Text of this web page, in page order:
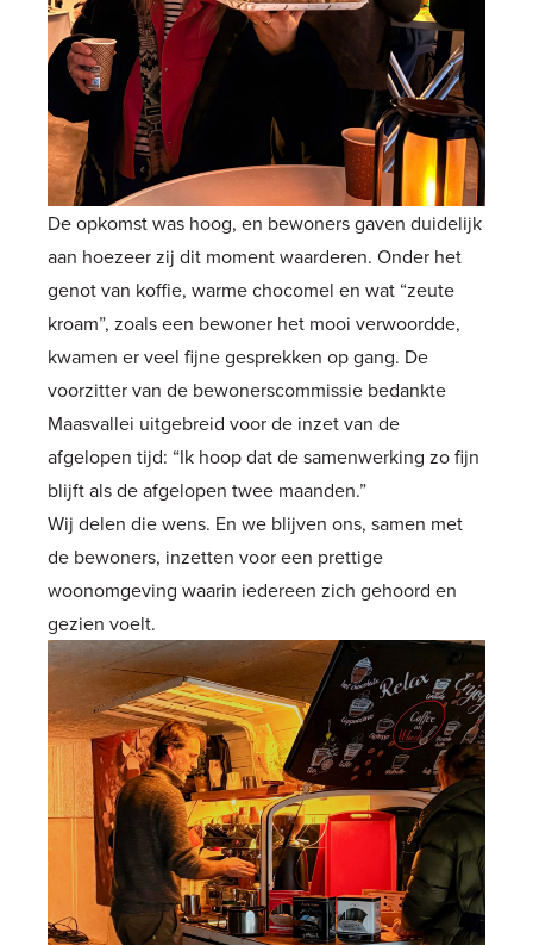
De opkomst was hoog, en bewoners gaven duidelijk
aan hoezeer zij dit moment waarderen. Onder het
genot van koffie, warme chocomel en wat “zeute
kroam”, zoals een bewoner het mooi verwoordde,
kwamen er veel fijne gesprekken op gang. De
voorzitter van de bewonerscommissie bedankte
Maasvallei uitgebreid voor de inzet van de
afgelopen tijd: “Ik hoop dat de samenwerking zo fijn
blijft als de afgelopen twee maanden.”
Wij delen die wens. En we blijven ons, samen met
de bewoners, inzetten voor een prettige
woonomgeving waarin iedereen zich gehoord en
gezien voelt.